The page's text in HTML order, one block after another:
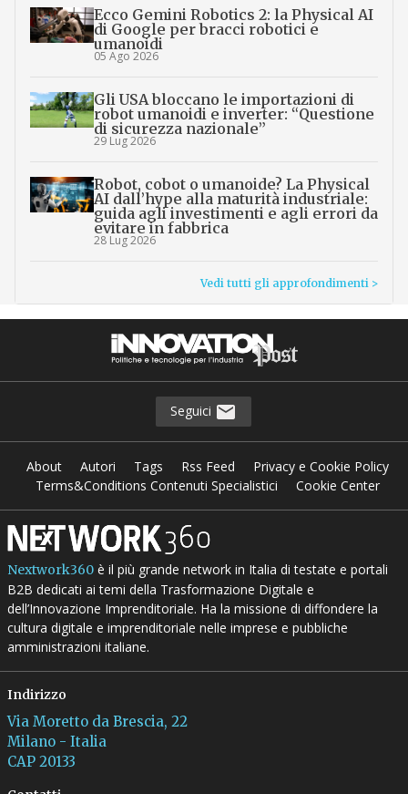
Ecco Gemini Robotics 2: la Physical AI
di Google per bracci robotici e
umanoidi
05 Ago 2026
Gli USA bloccano le importazioni di
robot umanoidi e inverter: “Questione
di sicurezza nazionale”
29 Lug 2026
Robot, cobot o umanoide? La Physical
AI dall’hype alla maturità industriale:
guida agli investimenti e agli errori da
evitare in fabbrica
28 Lug 2026
Vedi tutti gli approfondimenti >
Seguici
About Autori Tags Rss Feed
Privacy e Cookie Policy
Terms&Conditions Contenuti Specialistici
Cookie Center
Nextwork360è il più grande network in Italia di testate e portali
B2B dedicati ai temi della Trasformazione Digitale e
dell’Innovazione Imprenditoriale. Ha la missione di diffondere la
cultura digitale e imprenditoriale nelle imprese e pubbliche
amministrazioni italiane.
Indirizzo
Via Moretto da Brescia, 22
Milano - Italia
CAP 20133